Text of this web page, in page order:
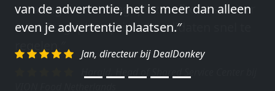
ervaringen met Stageplaza: elke keer weer
weet Stageplaza prima kandidaten snel te
regelen.″